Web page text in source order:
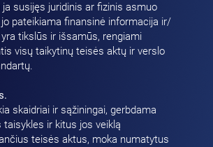
ja susijęs juridinis ar fizinis asmuo
pateikiama finansinė informacija ir/
tikslūs ir išsamūs, rengiami
visų taikytinų teisės aktų ir verslo
skaidriai ir sąžiningai, gerbdama
taisykles ir kitus jos veiklą
teisės aktus, moka numatytus